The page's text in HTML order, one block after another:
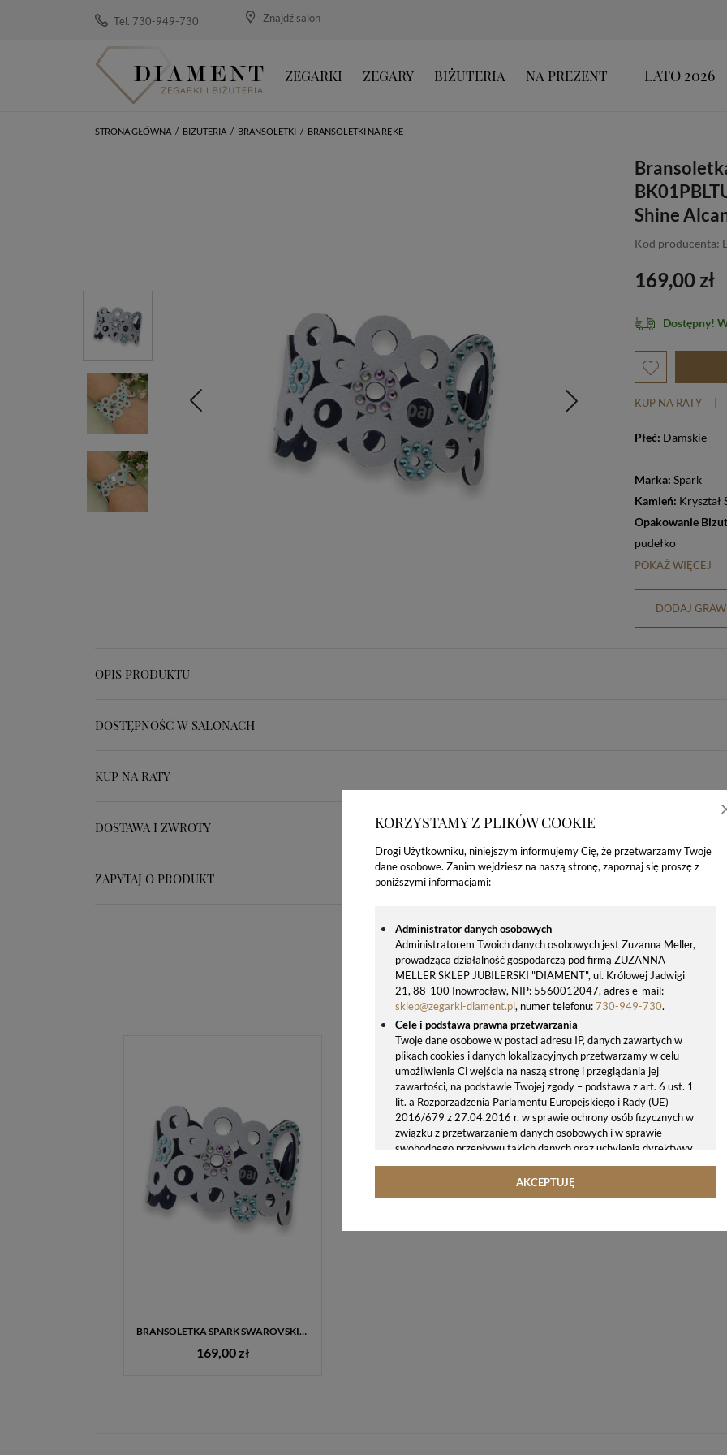
KORZYSTAMY Z PLIKÓW COOKIE
Drogi Użytkowniku, niniejszym informujemy Cię, że przetwarzamy Twoje
dane osobowe. Zanim wejdziesz na naszą stronę, zapoznaj się proszę z
poniższymi informacjami:
Administrator danych osobowych
Administratorem Twoich danych osobowych jest Zuzanna Meller,
prowadząca działalność gospodarczą pod firmą ZUZANNA
MELLER SKLEP JUBILERSKI "DIAMENT", ul. Królowej Jadwigi
21, 88-100 Inowrocław, NIP: 5560012047, adres e-mail:
sklep@zegarki-diament.pl, numer telefonu:730-949-730.
Cele i podstawa prawna przetwarzania
Twoje dane osobowe w postaci adresu IP, danych zawartych w
plikach cookies i danych lokalizacyjnych przetwarzamy w celu
umożliwienia Ci wejścia na naszą stronę i przeglądania jej
zawartości, na podstawie Twojej zgody – podstawa z art. 6 ust. 1
lit. a Rozporządzenia Parlamentu Europejskiego i Rady (UE)
2016/679 z 27.04.2016 r. w sprawie ochrony osób fizycznych w
związku z przetwarzaniem danych osobowych i w sprawie
swobodnego przepływu takich danych oraz uchylenia dyrektywy
95/46/WE (ogólne rozporządzenie o ochronie danych, tj. RODO).
Twoje dane osobowe możemy udostępniać hostingodawcy. Takie
zgodnie z naszymi poleceniami. Przekazujemy Twoje dane poza
AKCEPTUJĘ
Tel. 730-949-730 Znajdź salon
ZEGARKI ZEGARY BIŻUTERIA NA PREZENT LATO 2026
STRONA GŁÓWNA / BIŻUTERIA / BRANSOLETKI / BRANSOLETKI NA RĘKĘ
Shine
Kod producenta:
169,00 zł
Dostępny!
KUP NA RATY
Płeć: Damskie
Marka: Spark
Kamień: Kryształ
Opakowanie
pudełko
POKAŻ WIĘCEJ
DODAJ
OPIS PRODUKTU
DOSTĘPNOŚĆ W SALONACH
KUP NA RATY
DOSTAWA I ZWROTY
ZAPYTAJ O PRODUKT
OSTATNIO OGLĄDANE PRODUKTY
BRANSOLETKA SPARK SWAROVSKI® BK01PBLTUPS LIGHT TURQUOISE PARADISE SHINE ALCANTARA 19 CM
169,00 zł